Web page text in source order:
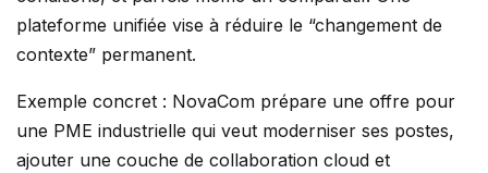
plateforme unifiée vise à réduire le “changement de
contexte” permanent.
Exemple concret : NovaCom prépare une offre pour
une PME industrielle qui veut moderniser ses postes,
ajouter une couche de collaboration cloud et